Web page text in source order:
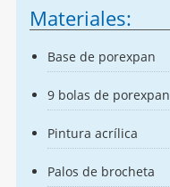
Materiales:
Base de porexpan
9 bolas de porexpan
Pintura acrílica
Palos de brocheta